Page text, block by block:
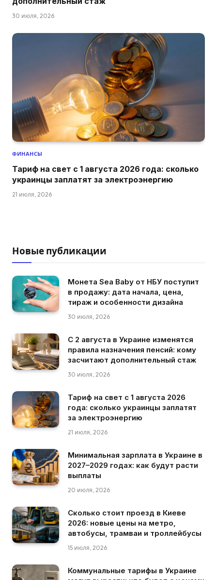
30 июля, 2026
ФИНАНСЫ
Тариф на свет с 1 августа 2026 года: сколько
украинцы заплатят за электроэнергию
21 июля, 2026
Новые публикации
Монета Sea Baby от НБУ поступит
в продажу: дата начала, цена,
тираж и особенности дизайна
30 июля, 2026
С 2 августа в Украине изменятся
правила назначения пенсий: кому
засчитают дополнительный стаж
30 июля, 2026
Тариф на свет с 1 августа 2026
года: сколько украинцы заплатят
за электроэнергию
21 июля, 2026
Минимальная зарплата в Украине в
2027–2029 годах: как будут расти
выплаты
20 июля, 2026
Сколько стоит проезд в Киеве
2026: новые цены на метро,
автобусы, трамваи и троллейбусы
15 июля, 2026
Коммунальные тарифы в Украине